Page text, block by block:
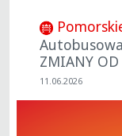
ZMIANY
11.06.2026